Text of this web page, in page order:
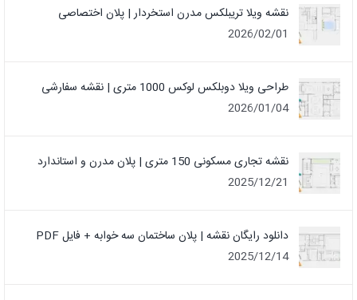
نقشه ویلا تریبلکس مدرن استخردار | پلان اختصاصی
2026/02/01
طراحی ویلا دوبلکس لوکس 1000 متری | نقشه سفارشی
2026/01/04
نقشه تجاری مسکونی 150 متری | پلان مدرن و استاندارد
2025/12/21
دانلود رایگان نقشه | پلان ساختمان سه خوابه + فایل PDF
2025/12/14